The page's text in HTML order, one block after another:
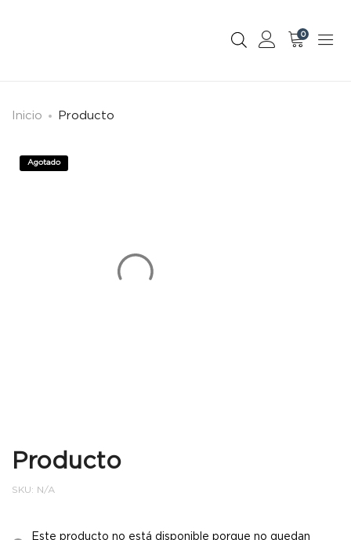
0
Inicio Producto
Agotado
Producto
SKU: N/A
Este producto no está disponible porque no quedan